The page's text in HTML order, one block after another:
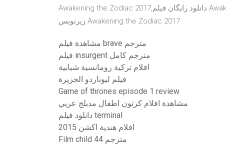
Awakening the Zodiac 2017,دانلود رایگان فیلم Awakening the Zodiac 2017 با لینک مستقیم و کیفیت عالی, دانلود
زیرنویس Awakening the Zodiac 2017
مشاهدة فيلم brave مترجم
فيلم insurgent مترجم كامل
افلام تركية رومانسية شبابية
فيلم ليوناردو الجزيرة
Game of thrones episode 1 review
مشاهدة افلام كرتون اطفال مدبلج عربي
دانلود فيلم terminal
افلام هندية اكشن 2015
Film child 44 مترجم